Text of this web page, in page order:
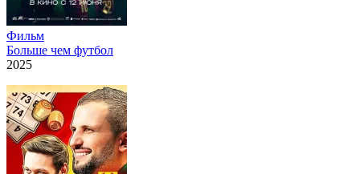
Фильм
Больше чем футбол
2025